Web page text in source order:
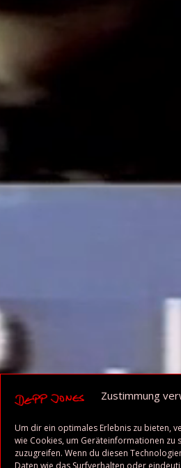
Zustimmung
Um dir ein optimales Erlebnis zu bieten,
wie Cookies, um Geräteinformationen
zuzugreifen. Wenn du diesen
Daten wie das Surfverhalten oder